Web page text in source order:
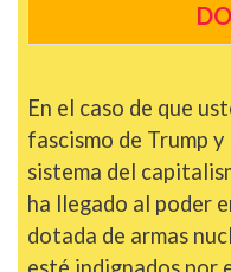
En el caso de que
fascismo de Trump
sistema del
ha llegado al poder
dotada de armas